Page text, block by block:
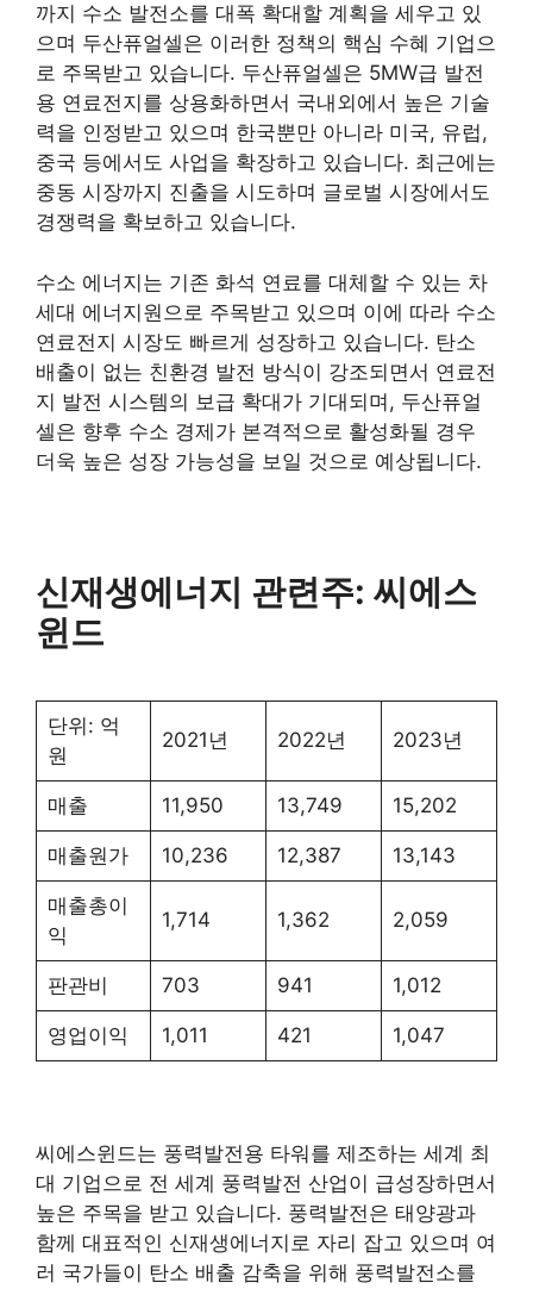
까지 수소 발전소를 대폭 확대할 계획을 세우고 있
으며 두산퓨얼셀은 이러한 정책의 핵심 수혜 기업으
로 주목받고 있습니다. 두산퓨얼셀은 5MW급 발전
용 연료전지를 상용화하면서 국내외에서 높은 기술
력을 인정받고 있으며 한국뿐만 아니라 미국, 유럽,
중국 등에서도 사업을 확장하고 있습니다. 최근에는
중동 시장까지 진출을 시도하며 글로벌 시장에서도
경쟁력을 확보하고 있습니다.
수소 에너지는 기존 화석 연료를 대체할 수 있는 차
세대 에너지원으로 주목받고 있으며 이에 따라 수소
연료전지 시장도 빠르게 성장하고 있습니다. 탄소
배출이 없는 친환경 발전 방식이 강조되면서 연료전
지 발전 시스템의 보급 확대가 기대되며, 두산퓨얼
셀은 향후 수소 경제가 본격적으로 활성화될 경우
더욱 높은 성장 가능성을 보일 것으로 예상됩니다.
신재생에너지 관련주: 씨에스
윈드
단위: 억
원
2021년 2022년 2023년
매출 11,950 13,749 15,202
매출원가 10,236 12,387 13,143
매출총이
익
1,714 1,362 2,059
판관비 703 941 1,012
영업이익 1,011 421 1,047
씨에스윈드는 풍력발전용 타워를 제조하는 세계 최
대 기업으로 전 세계 풍력발전 산업이 급성장하면서
높은 주목을 받고 있습니다. 풍력발전은 태양광과
함께 대표적인 신재생에너지로 자리 잡고 있으며 여
러 국가들이 탄소 배출 감축을 위해 풍력발전소를